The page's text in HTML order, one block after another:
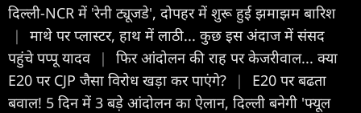
दिल्ली-NCR में 'रेनी ट्यूजडे', दोपहर में शुरू हुई झमाझम बारिश
|
माथे पर प्लास्टर, हाथ में लाठी... कुछ इस अंदाज में संसद
पहुंचे पप्पू यादव |
फिर आंदोलन की राह पर केजरीवाल... क्या
E20 पर CJP जैसा विरोध खड़ा कर पाएंगे?
|
E20 पर बढता
बवाल! 5 दिन में 3 बड़े आंदोलन का ऐलान, दिल्ली बनेगी 'फ्यूल